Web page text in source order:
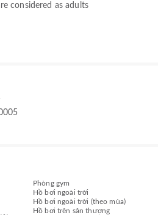
considered as adults
Phòng gym
Hồ bơi ngoài trời
Hồ bơi ngoài trời (theo mùa)
Hồ bơi trên sân thượng